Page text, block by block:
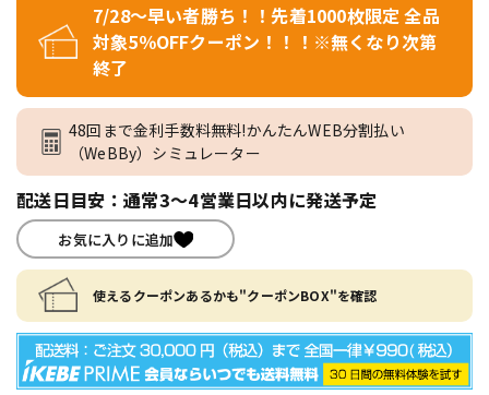
7/28～早い者勝ち！！先着1000枚限定 全品
対象5％OFFクーポン！！！※無くなり次第
終了
48回まで金利手数料無料!かんたんWEB分割払い
（WeBBy）シミュレーター
配送日目安：通常3～4営業日以内に発送予定
お気に入りに追加
使えるクーポンあるかも"クーポンBOX"を確認